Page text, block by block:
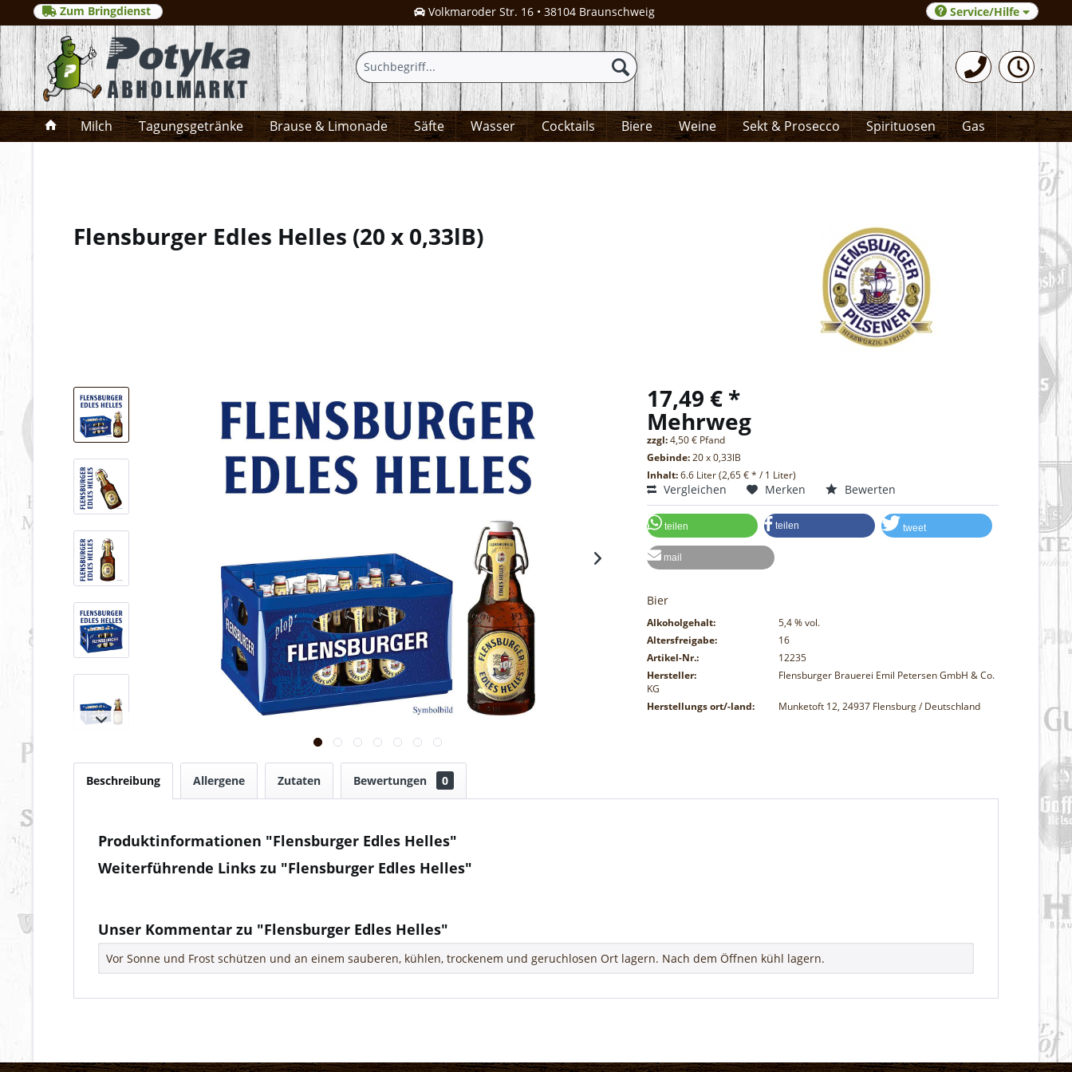
Zum Bringdienst Volkmaroder Str. 16 • 38104 Braunschweig 0531-372066
Service/Hilfe
Milch Tagungsgetränke Brause & Limonade Säfte Wasser Cocktails Biere Weine Sekt & Prosecco Spirituosen Gas
Flensburger Edles Helles (20 x 0,33lB)
17,49 € *
Mehrweg
zzgl:4,50 € Pfand
Gebinde:20 x 0,33lB
Inhalt:6.6 Liter (2,65 € * / 1 Liter)
Vergleichen Merken Bewerten
teilen teilen tweet
mail
Bier
Alkoholgehalt: 5,4% vol.
Altersfreigabe:
16
Artikel-Nr.:
12235
Hersteller:
Flensburger Brauerei Emil Petersen GmbH & Co.
KG
Herstellungs ort/-land:
Munketoft 12, 24937 Flensburg / Deutschland
Beschreibung Allergene Zutaten Bewertungen 0
Produktinformationen "Flensburger Edles Helles"
Weiterführende Links zu "Flensburger Edles Helles"
Unser Kommentar zu "Flensburger Edles Helles"
Vor Sonne und Frost schützen und an einem sauberen, kühlen, trockenem und geruchlosen Ort lagern. Nach dem Öffnen kühl lagern.